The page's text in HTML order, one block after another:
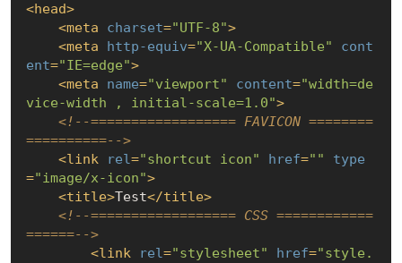
<head>
<meta charset="UTF-8">
<meta http-equiv="X-UA-Compatible"
cont
ent="IE=edge">
<meta name="viewport" content="width=de
vice-width , initial-scale=1.0">
<!--================== FAVICON ========
==========-->
<link rel="shortcut icon" href=""
type
="image/x-icon">
<title>Test</title>
<!--================== CSS ============
======-->
<link rel="stylesheet" href="style.